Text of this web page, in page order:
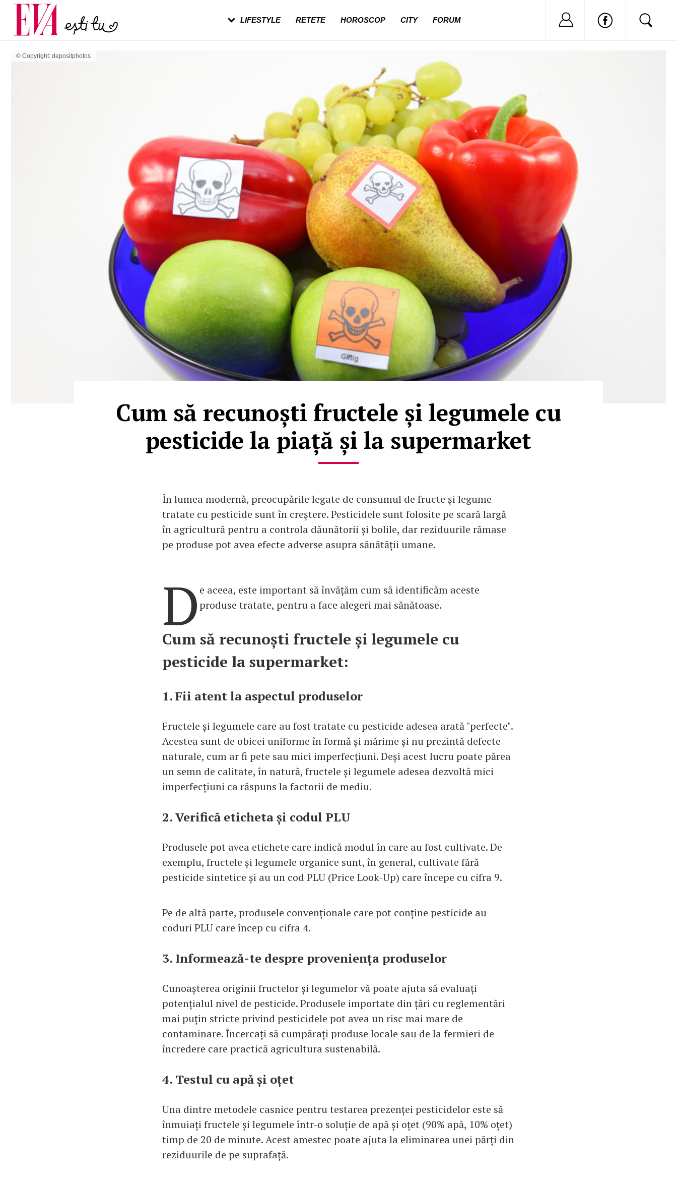
© Copyright: depositphotos
Cum să recunoști fructele și legumele cu
pesticide la piață și la supermarket
În lumea modernă, preocupările legate de consumul de fructe și legume
tratate cu pesticide sunt în creștere. Pesticidele sunt folosite pe scară largă
în agricultură pentru a controla dăunătorii și bolile, dar reziduurile rămase
pe produse pot avea efecte adverse asupra sănătății umane.
D e aceea, este important să învățăm cum să identificăm aceste
produse tratate, pentru a face alegeri mai sănătoase.
Cum să recunoști fructele și legumele cu
pesticide la supermarket:
1. Fii atent la aspectul produselor
Fructele și legumele care au fost tratate cu pesticide adesea arată "perfecte".
Acestea sunt de obicei uniforme în formă și mărime și nu prezintă defecte
naturale, cum ar fi pete sau mici imperfecțiuni. Deși acest lucru poate părea
un semn de calitate, în natură, fructele și legumele adesea dezvoltă mici
imperfecțiuni ca răspuns la factorii de mediu.
2. Verifică eticheta și codul PLU
Produsele pot avea etichete care indică modul în care au fost cultivate. De
exemplu, fructele și legumele organice sunt, în general, cultivate fără
pesticide sintetice și au un cod PLU (Price Look-Up) care începe cu cifra 9.
Pe de altă parte, produsele convenționale care pot conține pesticide au
coduri PLU care încep cu cifra 4.
3. Informează-te despre proveniența produselor
Cunoașterea originii fructelor și legumelor vă poate ajuta să evaluați
potențialul nivel de pesticide. Produsele importate din țări cu reglementări
mai puțin stricte privind pesticidele pot avea un risc mai mare de
contaminare. Încercați să cumpărați produse locale sau de la fermieri de
încredere care practică agricultura sustenabilă.
4. Testul cu apă și oțet
Una dintre metodele casnice pentru testarea prezenței pesticidelor este să
înmuiați fructele și legumele într-o soluție de apă și oțet (90% apă, 10% oțet)
timp de 20 de minute. Acest amestec poate ajuta la eliminarea unei părți din
reziduurile de pe suprafață.
LIFESTYLE RETETE HOROSCOP CITY FORUM Nu ai cont?
Carieră
Actualitate
măsură ce înaintezi în vârstă
dureroasă este investigația